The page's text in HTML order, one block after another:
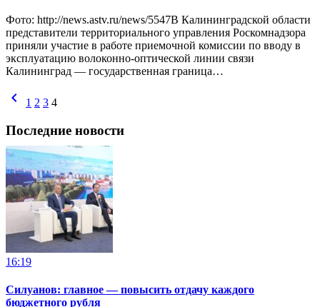
Фото: http://news.astv.ru/news/5547В Калининградской области
представители территориального управления Роскомнадзора
приняли участие в работе приемочной комиссии по вводу в
эксплуатацию волоконно-оптической линии связи
Калининград — государственная граница…
chevron_left 1 2 3 4
Последние новости
16:19
Силуанов: главное — повысить отдачу каждого
бюджетного рубля